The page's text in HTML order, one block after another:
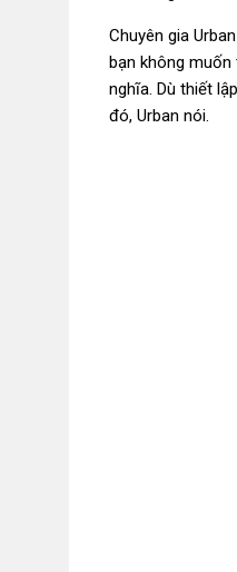
Chuyên gia
bạn không
nghĩa. Dù thiết
đó, Urban nói.